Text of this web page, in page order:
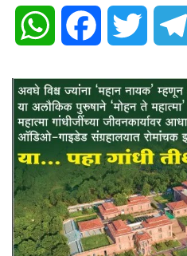
WhatsApp Facebook Twitter